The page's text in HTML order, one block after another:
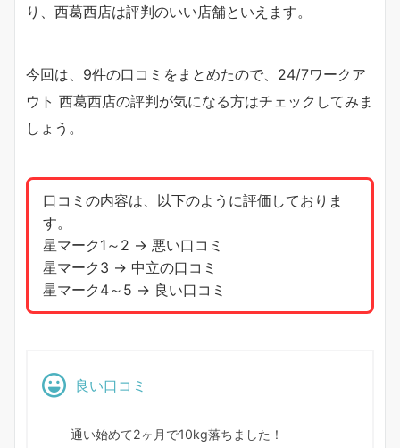
り、西葛西店は評判のいい店舗といえます。
今回は、9件の口コミをまとめたので、24/7ワークア
ウト 西葛西店の評判が気になる方はチェックしてみま
しょう。
口コミの内容は、以下のように評価しておりま
す。
星マーク1～2 → 悪い口コミ
星マーク3 → 中立の口コミ
星マーク4～5 → 良い口コミ
良い口コミ
通い始めて2ヶ月で10kg落ちました！